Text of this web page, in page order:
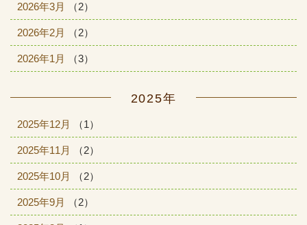
2026年3月 （2）
2026年2月 （2）
2026年1月 （3）
2025年
2025年12月 （1）
2025年11月 （2）
2025年10月 （2）
2025年9月 （2）